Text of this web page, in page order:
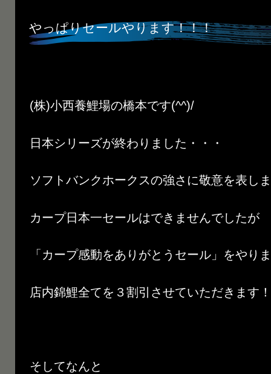
やっぱりセールやります！！！
(株)小西養鯉場の橋本です(^^)/
日本シリーズが終わりました・・・
ソフトバンクホークスの強さに敬意を表し
カープ日本一セールはできませんでしたが
「カープ感動をありがとうセール」をやり
店内錦鯉全てを３割引させていただきます
そしてなんと